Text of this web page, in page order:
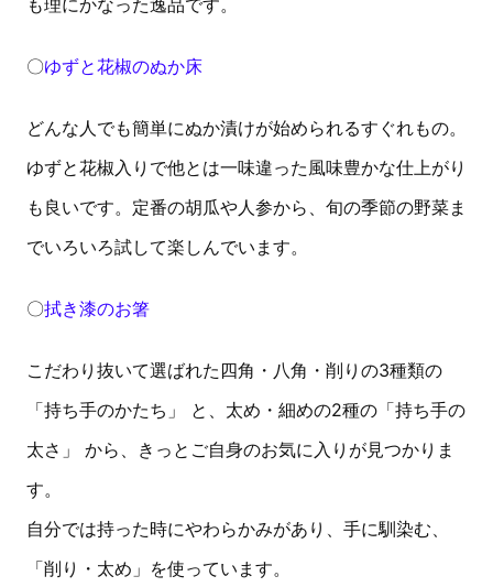
も理にかなった逸品です。
〇ゆずと花椒のぬか床
どんな人でも簡単にぬか漬けが始められるすぐれもの。
ゆずと花椒入りで他とは一味違った風味豊かな仕上がり
も良いです。定番の胡瓜や人参から、旬の季節の野菜ま
でいろいろ試して楽しんでいます。
〇拭き漆のお箸
こだわり抜いて選ばれた四角・八角・削りの3種類の
「持ち手のかたち」 と、太め・細めの2種の「持ち手の
太さ」 から、きっとご自身のお気に入りが見つかりま
す。
自分では持った時にやわらかみがあり、手に馴染む、
「削り・太め」を使っています。